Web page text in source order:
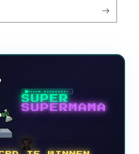
NIEUW VIDEOSPEL
SUPER
SUPERMAMA
🏆